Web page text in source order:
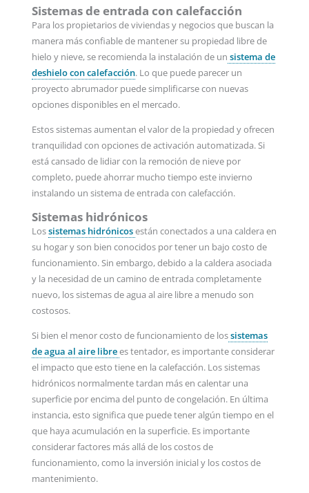
Sistemas de entrada con calefacción
Para los propietarios de viviendas y negocios que buscan la
manera más confiable de mantener su propiedad libre de
hielo y nieve, se recomienda la instalación de un sistema de
deshielo con calefacción. Lo que puede parecer un
proyecto abrumador puede simplificarse con nuevas
opciones disponibles en el mercado.
Estos sistemas aumentan el valor de la propiedad y ofrecen
tranquilidad con opciones de activación automatizada. Si
está cansado de lidiar con la remoción de nieve por
completo, puede ahorrar mucho tiempo este invierno
instalando un sistema de entrada con calefacción.
Sistemas hidrónicos
Lossistemas hidrónicosestán conectados a una caldera en
su hogar y son bien conocidos por tener un bajo costo de
funcionamiento. Sin embargo, debido a la caldera asociada
y la necesidad de un camino de entrada completamente
nuevo, los sistemas de agua al aire libre a menudo son
costosos.
Si bien el menor costo de funcionamiento de lossistemas
de agua al aire librees tentador, es importante considerar
el impacto que esto tiene en la calefacción. Los sistemas
hidrónicos normalmente tardan más en calentar una
superficie por encima del punto de congelación. En última
instancia, esto significa que puede tener algún tiempo en el
que haya acumulación en la superficie. Es importante
considerar factores más allá de los costos de
funcionamiento, como la inversión inicial y los costos de
mantenimiento.